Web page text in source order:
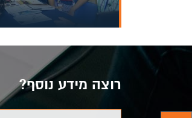
רוצה מידע נוסף?